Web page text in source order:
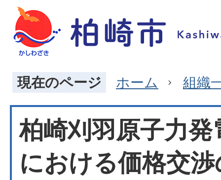
現在のページ ホーム 組織
柏崎刈羽原子力発
における価格交